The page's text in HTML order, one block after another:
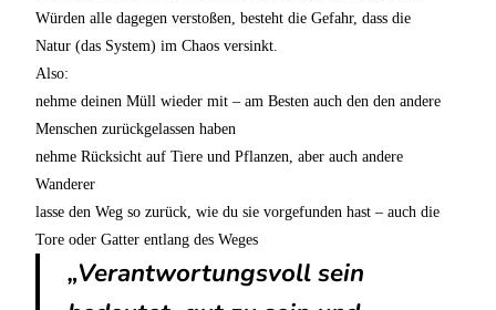
Würden alle dagegen verstoßen, besteht die Gefahr, dass die
Natur (das System) im Chaos versinkt.
Also:
nehme deinen Müll wieder mit – am Besten auch den den andere
Menschen zurückgelassen haben
nehme Rücksicht auf Tiere und Pflanzen, aber auch andere
Wanderer
lasse den Weg so zurück, wie du sie vorgefunden hast – auch die
Tore oder Gatter entlang des Weges
„Verantwortungsvoll sein